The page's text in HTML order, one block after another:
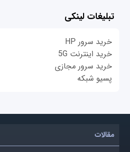
تبلیغات لینکی
خرید سرور HP
خرید اینترنت 5G
خرید سرور مجازی
پسیو شبکه
مقالات